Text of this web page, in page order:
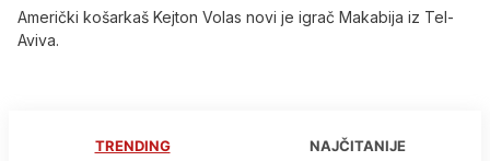
Američki košarkaš Kejton Volas novi je igrač Makabija iz Tel-
Aviva.
TRENDING NAJČITANIJE